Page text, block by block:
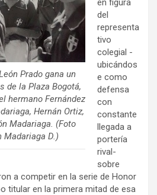
Prado gana un
de la Plaza Bogotá,
hermano Fernández
Hernán Ortiz,
Madariaga. (Foto
Madariaga D.)
en figura
del
representa
tivo
colegial -
ubicándos
e como
defensa
con
constante
llegada a
portería
rival-
sobre
a competir en la serie de Honor
titular en la primera mitad de esa